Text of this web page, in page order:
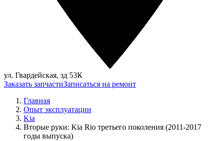
ул. Гвардейская, зд 53К
Заказать запчастиЗаписаться на ремонт
Главная
Опыт эксплуатации
Kia
Вторые руки: Kia Rio третьего поколения (2011-2017
годы выпуска)